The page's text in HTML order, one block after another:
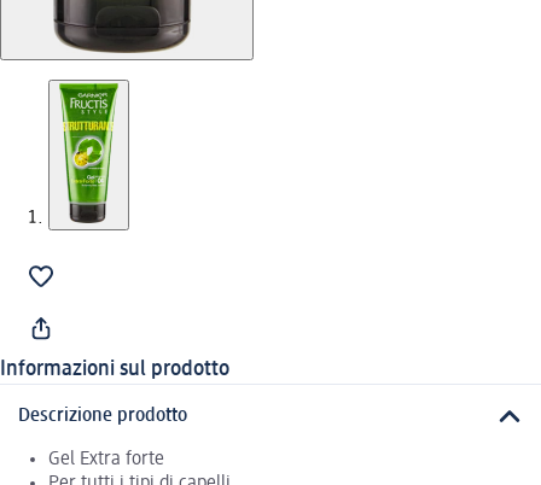
Informazioni sul prodotto
Descrizione prodotto
Gel Extra forte